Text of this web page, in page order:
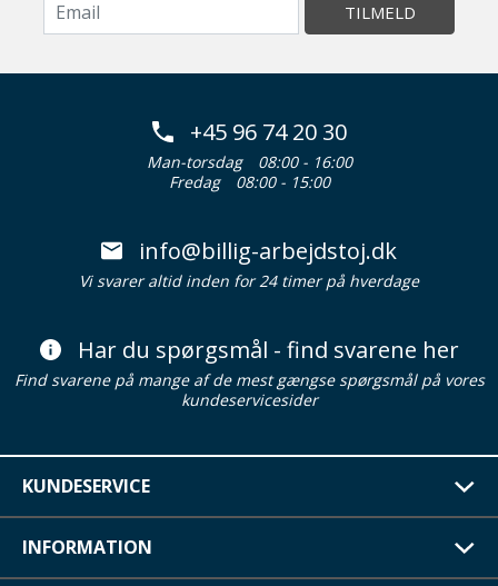
TILMELD
+45 96 74 20 30
Man-torsdag
08:00 - 16:00
Fredag
08:00 - 15:00
info@billig-arbejdstoj.dk
Vi svarer altid inden for 24 timer på hverdage
Har du spørgsmål - find svarene her
Find svarene på mange af de mest gængse spørgsmål på vores
kundeservicesider
KUNDESERVICE
INFORMATION